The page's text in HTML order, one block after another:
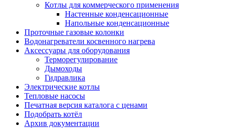
Котлы для коммерческого применения
Настенные конденсационные
Напольные конденсационные
Проточные газовые колонки
Водонагреватели косвенного нагрева
Аксессуары для оборудования
Терморегулирование
Дымоходы
Гидравлика
Электрические котлы
Тепловые насосы
Печатная версия каталога с ценами
Подобрать котёл
Архив документации